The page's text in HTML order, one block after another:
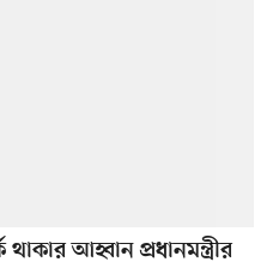
থাকার আহ্বান প্রধানমন্ত্রীর